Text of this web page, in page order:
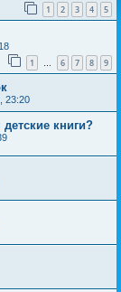
1 2 3 4 5
1 … 6 7 8 9
23:20
книги?